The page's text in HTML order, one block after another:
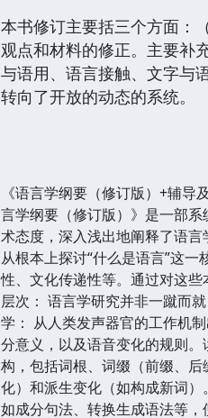
本书修订主要括三个方面：
观点和材料的修正。主要补
与语用、语言接触、文字与
转向了开放的动态的系统。
《语言学纲要（修订版）+辅
言学纲要（修订版）》是一部
术态度，深入浅出地阐释了语
从根本上探讨“什么是语言”这
性、文化传递性等。通过对这
层次： 语言学研究并非一蹴而
学： 从人类发声器官的工作机
分意义，以及语音变化的规则
构，包括词根、词缀（前缀、
化）和派生变化（如构成新词
如成分句法、转换生成语法等